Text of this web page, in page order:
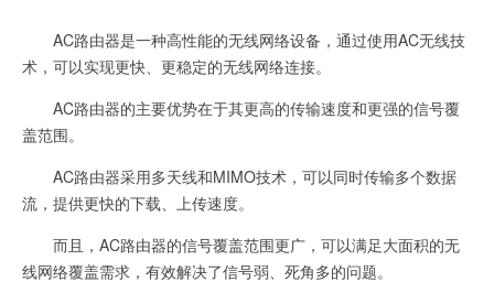
AC路由器是一种高性能的无线网络设备，通过使用AC无线技
术，可以实现更快、更稳定的无线网络连接。
AC路由器的主要优势在于其更高的传输速度和更强的信号覆
盖范围。
AC路由器采用多天线和MIMO技术，可以同时传输多个数据
流，提供更快的下载、上传速度。
而且，AC路由器的信号覆盖范围更广，可以满足大面积的无
线网络覆盖需求，有效解决了信号弱、死角多的问题。